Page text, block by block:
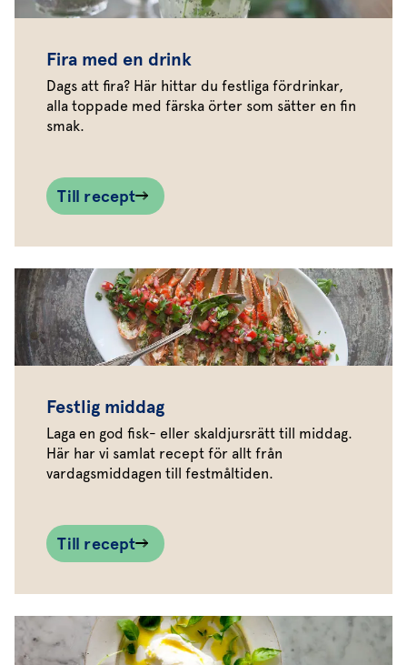
Fira med en drink
Dags att fira? Här hittar du festliga fördrinkar,
alla toppade med färska örter som sätter en fin
smak.
Till recept
Festlig middag
Laga en god fisk- eller skaldjursrätt till middag.
Här har vi samlat recept för allt från
vardagsmiddagen till festmåltiden.
Till recept